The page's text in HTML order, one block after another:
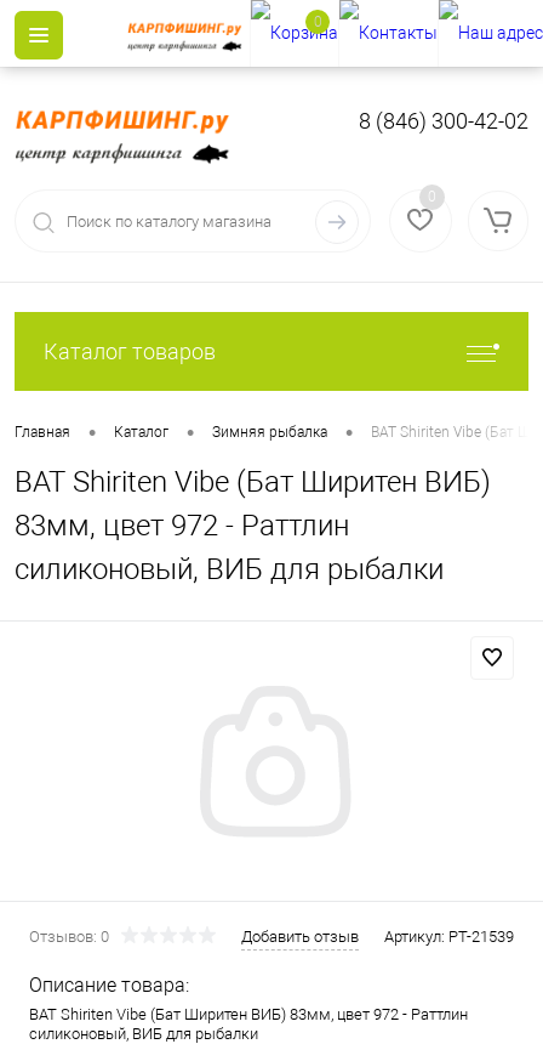
8 (846) 300-42-02
0
Каталог товаров
Главная • Каталог • Зимняя рыбалка • BAT Shiriten Vibe (Бат
BAT Shiriten Vibe (Бат Ширитен ВИБ)
83мм, цвет 972 - Раттлин
силиконовый, ВИБ для рыбалки
Отзывов: 0 Добавить отзыв Артикул: PT-21539
Описание товара:
BAT Shiriten Vibe (Бат Ширитен ВИБ) 83мм, цвет 972 - Раттлин
силиконовый, ВИБ для рыбалки
0